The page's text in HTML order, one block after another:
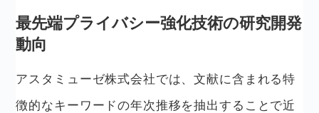
最先端プライバシー強化技術の研究開発
動向
アスタミューゼ株式会社では、文献に含まれる特
徴的なキーワードの年次推移を抽出することで近